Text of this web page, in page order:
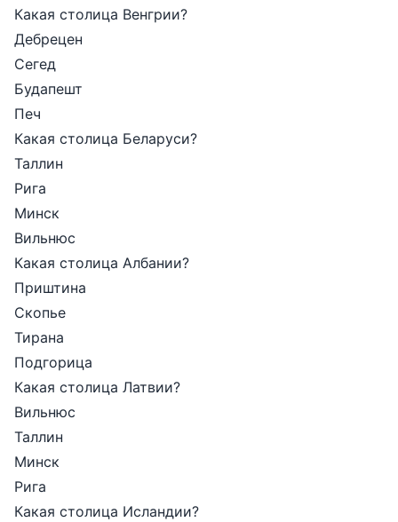
Какая столица Венгрии?
Дебрецен
Сегед
Будапешт
Печ
Какая столица Беларуси?
Таллин
Рига
Минск
Вильнюс
Какая столица Албании?
Приштина
Скопье
Тирана
Подгорица
Какая столица Латвии?
Вильнюс
Таллин
Минск
Рига
Какая столица Исландии?